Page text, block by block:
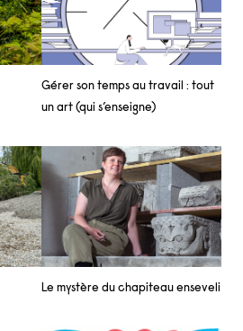
Gérer son temps au travail : tout
un art (qui s’enseigne)
Le mystère du chapiteau enseveli